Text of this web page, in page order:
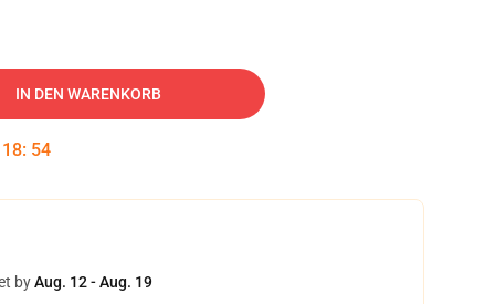
IN DEN WARENKORB
18: 53
byAug. 12 - Aug. 19